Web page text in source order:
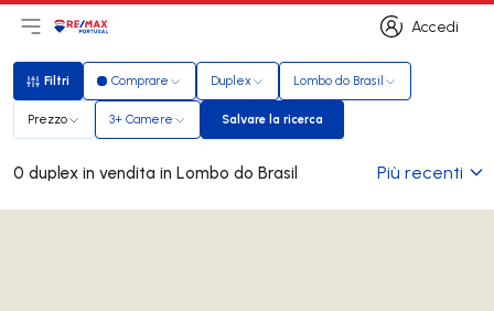
Accedi
Accedi
Apri il menu principale
LogoVai alla homepage
Filtri
Filtri Comprare Duplex Lombo do Brasil
Prezzo 3+ Camere Salvare la ricerca
Salvare la ricerca
0 duplex in vendita in Lombo do Brasil Più recenti